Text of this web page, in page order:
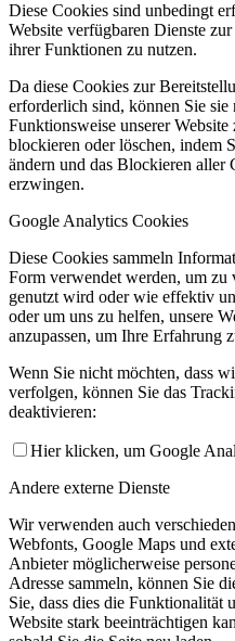
Diese Cookies sind unbedingt
Website verfügbaren Dienste
ihrer Funktionen zu nutzen.
Da diese Cookies zur
erforderlich sind, können Sie sie
Funktionsweise unserer
blockieren oder löschen, indem
ändern und das Blockieren aller
erzwingen.
Google Analytics Cookies
Diese Cookies sammeln
Form verwendet werden, um zu
genutzt wird oder wie effektiv
oder um uns zu helfen, unsere
anzupassen, um Ihre Erfahrung
Wenn Sie nicht möchten, dass
verfolgen, können Sie das
deaktivieren:
Hier klicken, um Google
Andere externe Dienste
Wir verwenden auch
Webfonts, Google Maps und
Anbieter möglicherweise
Adresse sammeln, können Sie
Sie, dass dies die Funktionalität
Website stark beeinträchtigen